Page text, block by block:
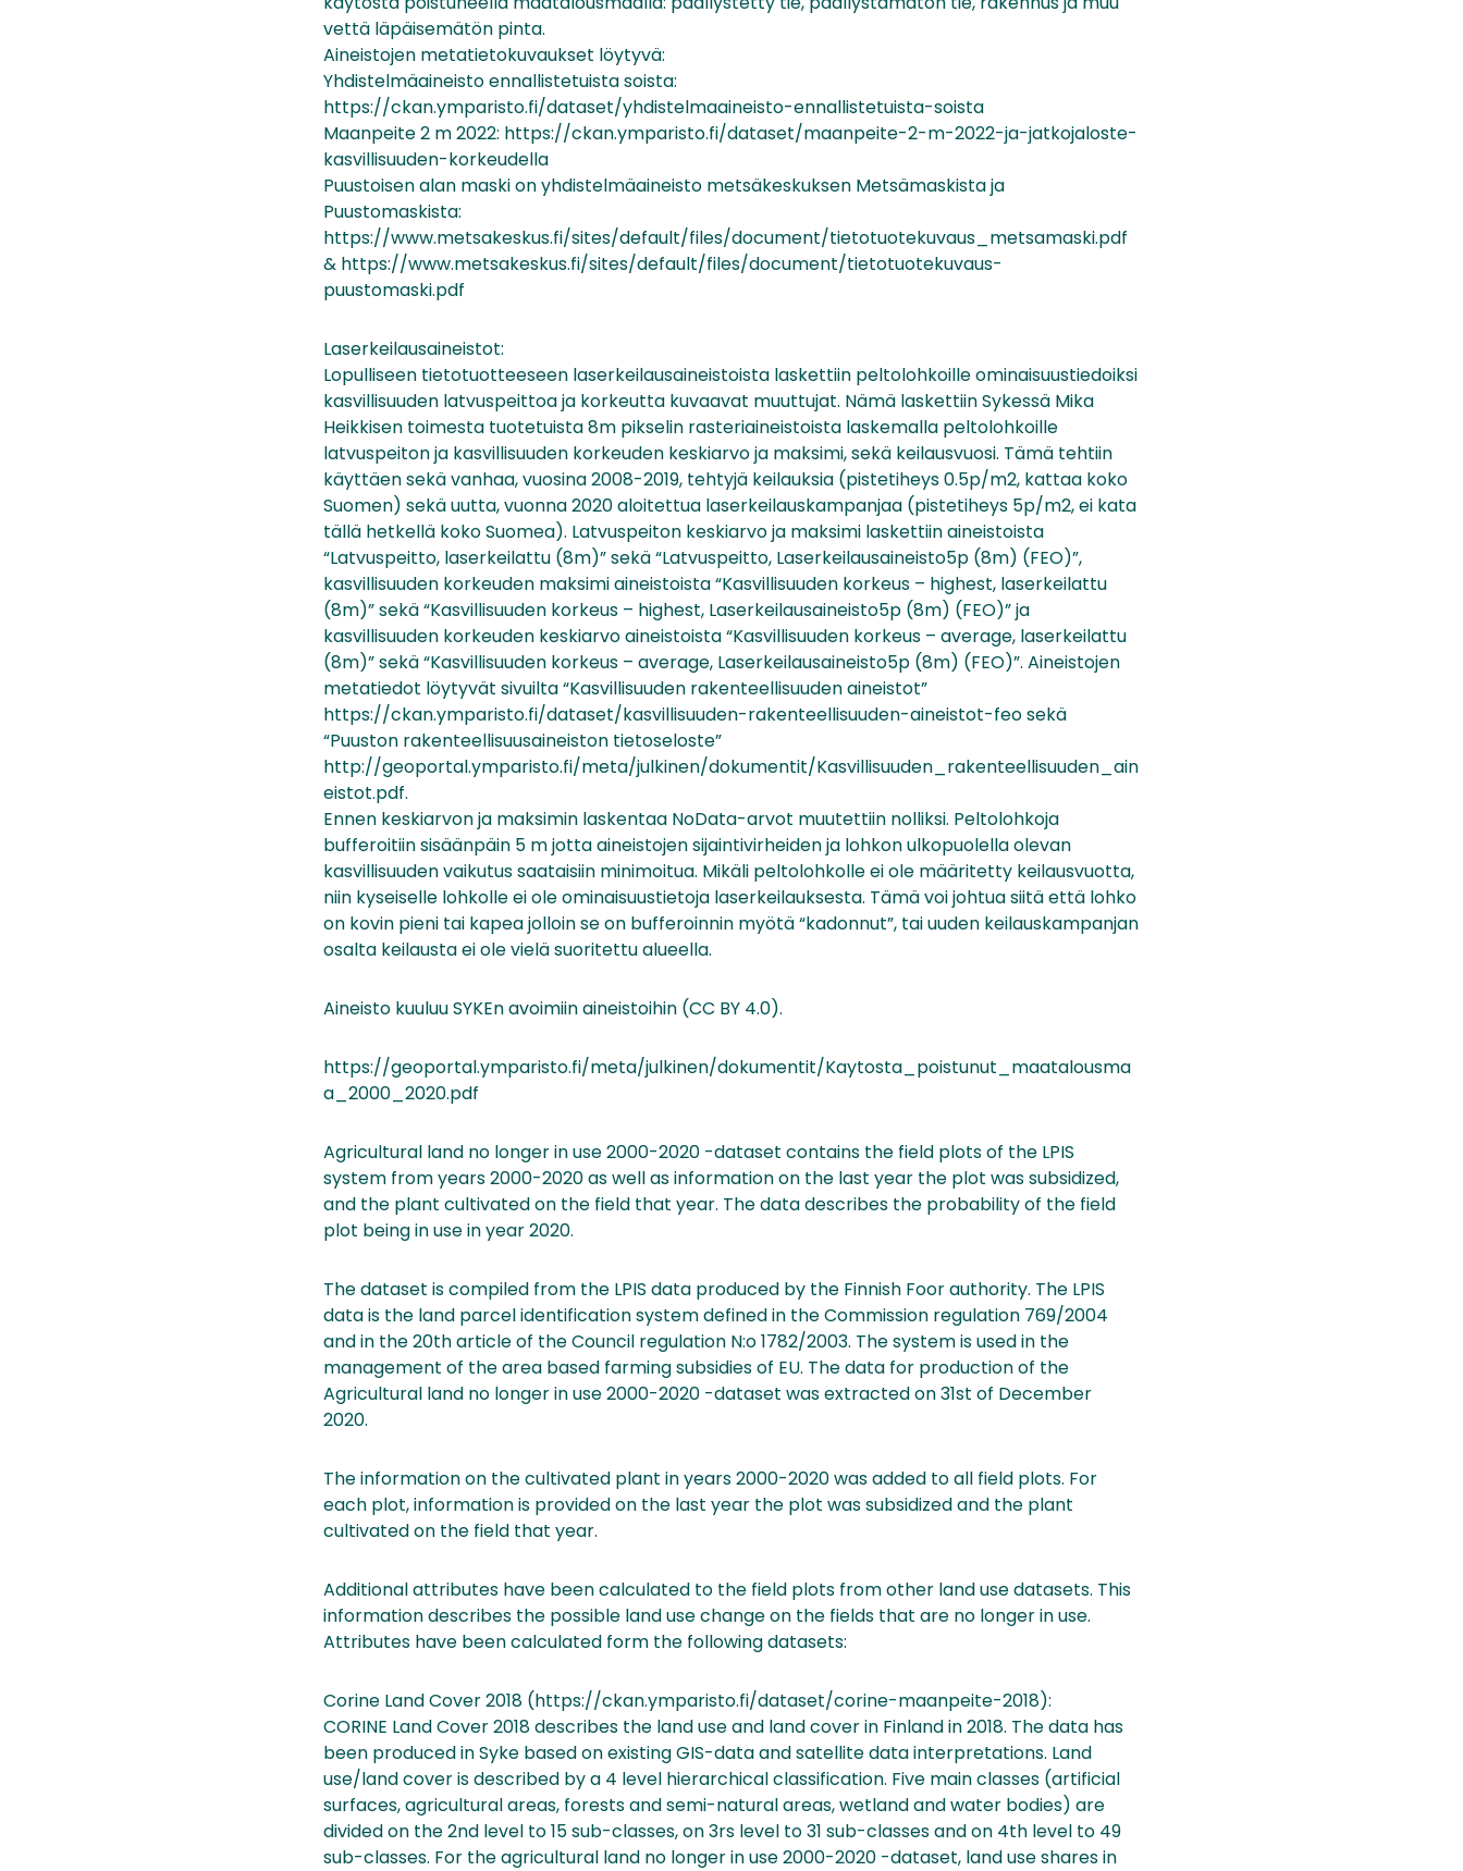
vettä läpäisemätön pinta.
Aineistojen metatietokuvaukset löytyvä:
Yhdistelmäaineisto ennallistetuista soista:
https://ckan.ymparisto.fi/dataset/yhdistelmaaineisto-ennallistetuista-soista
Maanpeite 2 m 2022: https://ckan.ymparisto.fi/dataset/maanpeite-2-m-2022-ja-jatkojaloste-
kasvillisuuden-korkeudella
Puustoisen alan maski on yhdistelmäaineisto metsäkeskuksen Metsämaskista ja
Puustomaskista:
https://www.metsakeskus.fi/sites/default/files/document/tietotuotekuvaus_metsamaski.pdf
& https://www.metsakeskus.fi/sites/default/files/document/tietotuotekuvaus-
puustomaski.pdf
Laserkeilausaineistot:
Lopulliseen tietotuotteeseen laserkeilausaineistoista laskettiin peltolohkoille ominaisuustiedoiksi
kasvillisuuden latvuspeittoa ja korkeutta kuvaavat muuttujat. Nämä laskettiin Sykessä Mika
Heikkisen toimesta tuotetuista 8m pikselin rasteriaineistoista laskemalla peltolohkoille
latvuspeiton ja kasvillisuuden korkeuden keskiarvo ja maksimi, sekä keilausvuosi. Tämä tehtiin
käyttäen sekä vanhaa, vuosina 2008-2019, tehtyjä keilauksia (pistetiheys 0.5p/m2, kattaa koko
Suomen) sekä uutta, vuonna 2020 aloitettua laserkeilauskampanjaa (pistetiheys 5p/m2, ei kata
tällä hetkellä koko Suomea). Latvuspeiton keskiarvo ja maksimi laskettiin aineistoista
“Latvuspeitto, laserkeilattu (8m)” sekä “Latvuspeitto, Laserkeilausaineisto5p (8m) (FEO)”,
kasvillisuuden korkeuden maksimi aineistoista “Kasvillisuuden korkeus – highest, laserkeilattu
(8m)” sekä “Kasvillisuuden korkeus – highest, Laserkeilausaineisto5p (8m) (FEO)” ja
kasvillisuuden korkeuden keskiarvo aineistoista “Kasvillisuuden korkeus – average, laserkeilattu
(8m)” sekä “Kasvillisuuden korkeus – average, Laserkeilausaineisto5p (8m) (FEO)”. Aineistojen
metatiedot löytyvät sivuilta “Kasvillisuuden rakenteellisuuden aineistot”
https://ckan.ymparisto.fi/dataset/kasvillisuuden-rakenteellisuuden-aineistot-feo sekä
“Puuston rakenteellisuusaineiston tietoseloste”
http://geoportal.ymparisto.fi/meta/julkinen/dokumentit/Kasvillisuuden_rakenteellisuuden_ain
eistot.pdf.
Ennen keskiarvon ja maksimin laskentaa NoData-arvot muutettiin nolliksi. Peltolohkoja
bufferoitiin sisäänpäin 5 m jotta aineistojen sijaintivirheiden ja lohkon ulkopuolella olevan
kasvillisuuden vaikutus saataisiin minimoitua. Mikäli peltolohkolle ei ole määritetty keilausvuotta,
niin kyseiselle lohkolle ei ole ominaisuustietoja laserkeilauksesta. Tämä voi johtua siitä että lohko
on kovin pieni tai kapea jolloin se on bufferoinnin myötä “kadonnut”, tai uuden keilauskampanjan
osalta keilausta ei ole vielä suoritettu alueella.
Aineisto kuuluu SYKEn avoimiin aineistoihin (CC BY 4.0).
https://geoportal.ymparisto.fi/meta/julkinen/dokumentit/Kaytosta_poistunut_maatalousma
a_2000_2020.pdf
Agricultural land no longer in use 2000-2020 -dataset contains the field plots of the LPIS
system from years 2000-2020 as well as information on the last year the plot was subsidized,
and the plant cultivated on the field that year. The data describes the probability of the field
plot being in use in year 2020.
The dataset is compiled from the LPIS data produced by the Finnish Foor authority. The LPIS
data is the land parcel identification system defined in the Commission regulation 769/2004
and in the 20th article of the Council regulation N:o 1782/2003. The system is used in the
management of the area based farming subsidies of EU. The data for production of the
Agricultural land no longer in use 2000-2020 -dataset was extracted on 31st of December
2020.
The information on the cultivated plant in years 2000-2020 was added to all field plots. For
each plot, information is provided on the last year the plot was subsidized and the plant
cultivated on the field that year.
Additional attributes have been calculated to the field plots from other land use datasets. This
information describes the possible land use change on the fields that are no longer in use.
Attributes have been calculated form the following datasets:
Corine Land Cover 2018 (https://ckan.ymparisto.fi/dataset/corine-maanpeite-2018):
CORINE Land Cover 2018 describes the land use and land cover in Finland in 2018. The data has
been produced in Syke based on existing GIS-data and satellite data interpretations. Land
use/land cover is described by a 4 level hierarchical classification. Five main classes (artificial
surfaces, agricultural areas, forests and semi-natural areas, wetland and water bodies) are
divided on the 2nd level to 15 sub-classes, on 3rs level to 31 sub-classes and on 4th level to 49
sub-classes. For the agricultural land no longer in use 2000-2020 -dataset, land use shares in